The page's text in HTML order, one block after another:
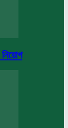
নিয়োগ